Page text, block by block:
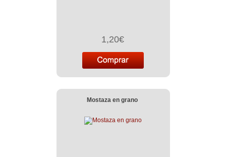
1,20€
Mostaza en grano